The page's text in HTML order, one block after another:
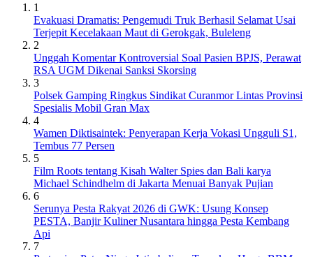
1
Evakuasi Dramatis: Pengemudi Truk Berhasil Selamat Usai
Terjepit Kecelakaan Maut di Gerokgak, Buleleng
2
Unggah Komentar Kontroversial Soal Pasien BPJS, Perawat
RSA UGM Dikenai Sanksi Skorsing
3
Polsek Gamping Ringkus Sindikat Curanmor Lintas Provinsi
Spesialis Mobil Gran Max
4
Wamen Diktisaintek: Penyerapan Kerja Vokasi Ungguli S1,
Tembus 77 Persen
5
Film Roots tentang Kisah Walter Spies dan Bali karya
Michael Schindhelm di Jakarta Menuai Banyak Pujian
6
Serunya Pesta Rakyat 2026 di GWK: Usung Konsep
PESTA, Banjir Kuliner Nusantara hingga Pesta Kembang
Api
7